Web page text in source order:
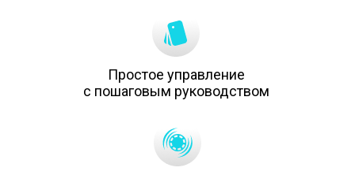
Простое управление
с пошаговым руководством